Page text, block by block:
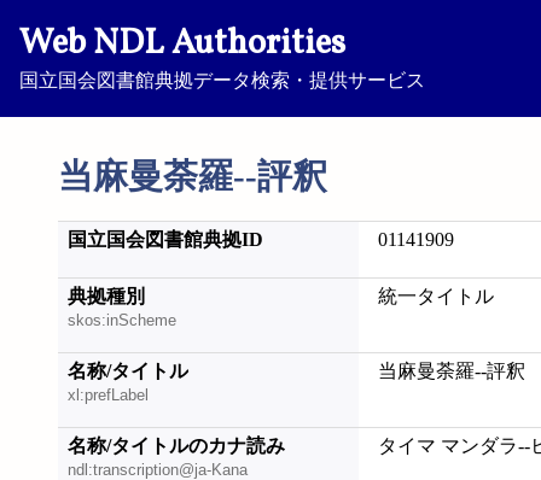
Web NDL Authorities
国立国会図書館典拠データ検索・提供サービス
当麻曼荼羅--評釈
国立国会図書館典拠ID 01141909
典拠種別
skos:inScheme
統一タイトル
名称/タイトル
xl:prefLabel
当麻曼荼羅--評釈
名称/タイトルのカナ読み
ndl:transcription@ja-Kana
タイマ マンダラ--